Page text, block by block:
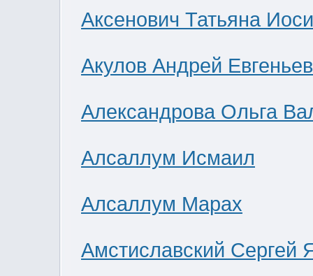
Аксенович Татьяна
Акулов Андрей
Александрова Ольга
Алсаллум Исмаил
Алсаллум Марах
Амстиславский Сергей